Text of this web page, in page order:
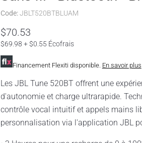
Code: JBLT520BTBLUAM
$70.53
$69.98 + $0.55 Écofrais
Financement Flexiti disponible. En savoir plus
Les JBL Tune 520BT offrent une
d'autonomie et charge ultrarapide.
contrôle vocal intuitif et appels mains
personnalisation via l'application JBL